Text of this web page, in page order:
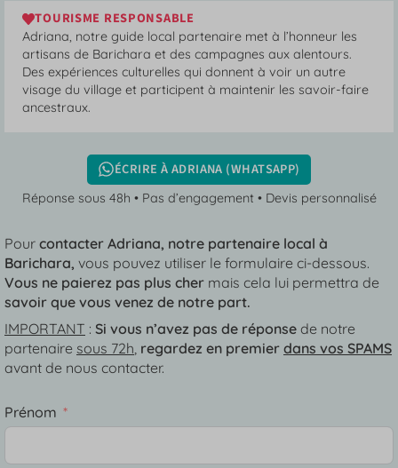
TOURISME RESPONSABLE
Adriana, notre guide local partenaire met à l’honneur les
artisans de Barichara et des campagnes aux alentours.
Des expériences culturelles qui donnent à voir un autre
visage du village et participent à maintenir les savoir-faire
ancestraux.
ÉCRIRE À ADRIANA (WHATSAPP)
Réponse sous 48h • Pas d’engagement • Devis personnalisé
Pour contacter Adriana, notre partenaire local à
Barichara, vous pouvez utiliser le formulaire ci-dessous.
Vous ne paierez pas plus cher mais cela lui permettra de
savoir que vous venez de notre part.
IMPORTANT : Si vous n’avez pas de réponse de notre
partenaire sous 72h regardez en premier dans vos SPAMS
avant de nous contacter.
Prénom